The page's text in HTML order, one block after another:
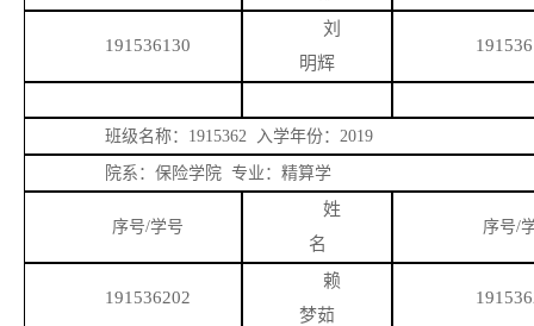
191536130
刘
明辉
班级名称： 1915362 入学年份：2019
院系：保险学院 专业：精算学
序号/学号
姓
名
序号/
191536202
赖
梦茹